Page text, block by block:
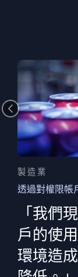
製造業
透過對權限帳
「我們
戶的使
環境造